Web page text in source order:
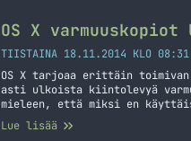
OS X
TIISTAINA 18.11.2014 KLO 08:31
OS X tarjoaa erittäin
asti ulkoista kiintolevyä
mieleen, että miksi en
hyödyksi ja laittaisi sinne
suomennankin teille tässä
Lue lisää